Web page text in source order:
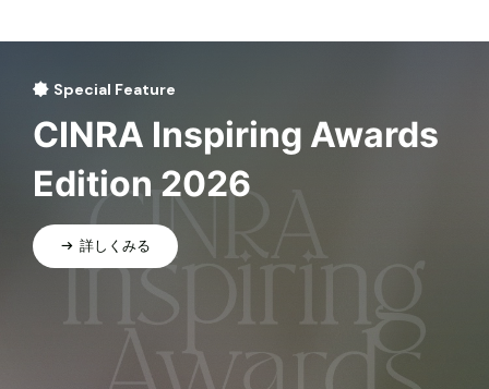
Special Feature
CINRA Inspiring Awards
Edition 2026
詳しくみる